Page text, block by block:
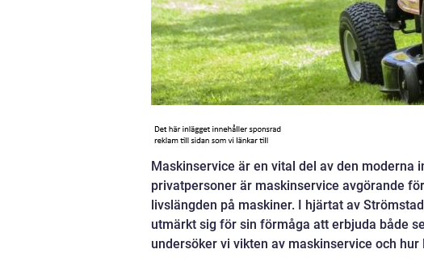
Maskinservice är en vital del av den moderna
privatpersoner är maskinservice avgörande
livslängden på maskiner. I hjärtat av
utmärkt sig för sin förmåga att erbjuda både
undersöker vi vikten av maskinservice och